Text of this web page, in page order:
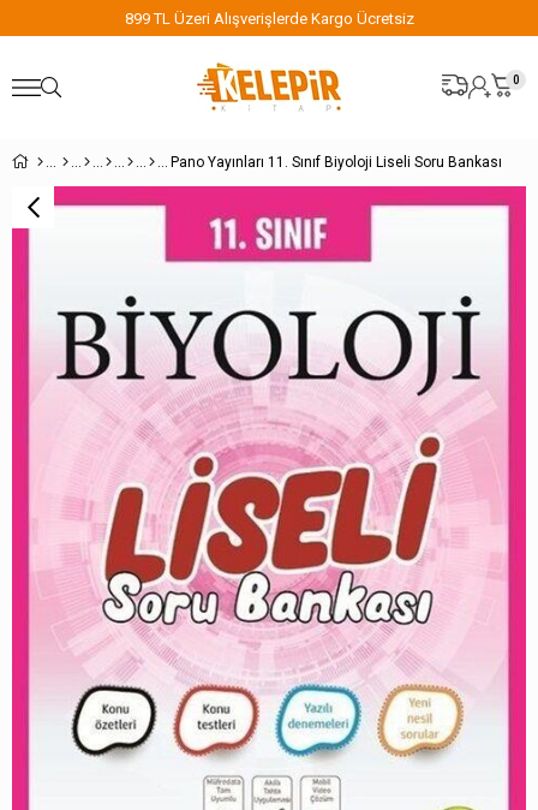
899 TL Üzeri Alışverişlerde Kargo
0
Pano Yayınları 11. Sınıf Biyoloji Liseli Soru Bankası